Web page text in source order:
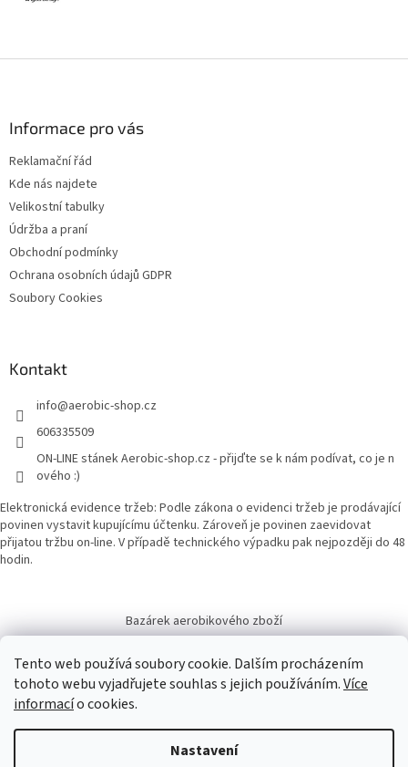
Tento web používá soubory cookie. Dalším procházením
tohoto webu vyjadřujete souhlas s jejich používáním.Více
informacío cookies.
Nastavení
Informace pro vás
Reklamační řád
Kde nás najdete
Velikostní tabulky
Údržba a praní
Obchodní podmínky
Ochrana osobních údajů GDPR
Soubory Cookies
Kontakt
info@aerobic-shop.cz
606335509
ON-LINE stánek Aerobic-shop.cz - přijďte se k nám podívat, co je n
ového :)
Elektronická evidence tržeb: Podle zákona o evidenci tržeb je prodávající
povinen vystavit kupujícímu účtenku. Zároveň je povinen zaevidovat
přijatou tržbu on-line. V případě technického výpadku pak nejpozději do 48
hodin.
Bazárek aerobikového zboží